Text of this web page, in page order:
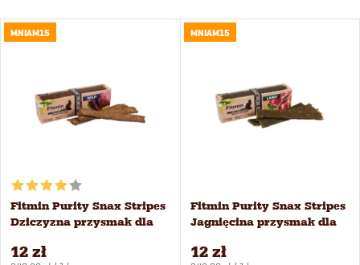
o
w
a
Najdroższe
Alfabetycznie
L
a
p
MNIAM15
Fitmin Purity Snax Stripes
Dziczyzna przysmak dla
12 zł
MNIAM15
Fitmin Purity Snax Stripes
Jagnięcina przysmak dla
12 zł